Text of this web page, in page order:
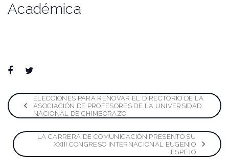
Académica
Facebook
Navegación
de
entradas
ELECCIONES PARA RENOVAR EL DIRECTORIO DE LA
ASOCIACIÓN DE PROFESORES DE LA UNIVERSIDAD
NACIONAL DE CHIMBORAZO
LA CARRERA DE COMUNICACIÓN PRESENTÓ SU
XXIII CONGRESO INTERNACIONAL EUGENIO
ESPEJO